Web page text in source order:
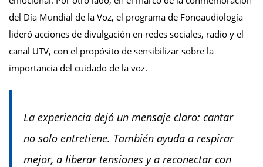
del Día Mundial de la Voz, el programa de Fonoaudiología
lideró acciones de divulgación en redes sociales, radio y el
canal UTV, con el propósito de sensibilizar sobre la
importancia del cuidado de la voz.
La experiencia dejó un mensaje claro: cantar
no solo entretiene. También ayuda a respirar
mejor, a liberar tensiones y a reconectar con